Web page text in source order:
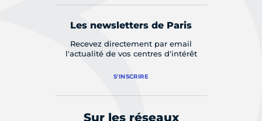
Les newsletters de Paris
Recevez directement par email
l'actualité de vos centres d'intérêt
S'INSCRIRE
Sur les réseaux